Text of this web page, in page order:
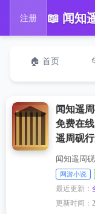
注册
🏠 首页
闻知遥
免费在
遥周砚
闻知遥周
网游小说
最近更新：
更新时间：